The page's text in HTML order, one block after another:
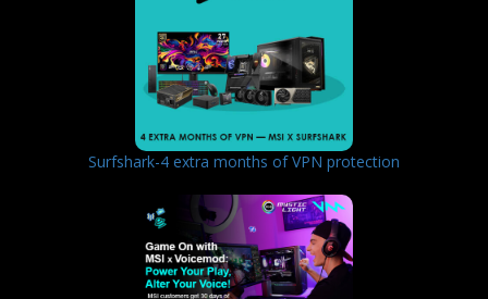
Surfshark-4 extra months of VPN protection